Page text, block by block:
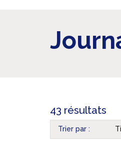
43 résultats
Trier par :